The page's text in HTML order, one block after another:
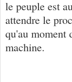
le peuple est
attendre le
qu'au moment
machine.